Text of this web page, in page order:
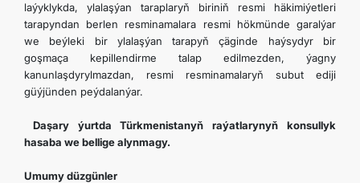
laýyklykda, ylalaşýan taraplaryň biriniň resmi häkimiýetleri
tarapyndan berlen resminamalara resmi hökmünde garalýar
we beýleki bir ylalaşýan tarapyň çäginde haýsydyr bir
goşmaça kepillendirme talap edilmezden, ýagny
kanunlaşdyrylmazdan, resmi resminamalaryň subut ediji
güýjünden peýdalanýar.
Daşary ýurtda Türkmenistanyň raýatlarynyň konsullyk
hasaba we bellige alynmagy.
Umumy düzgünler